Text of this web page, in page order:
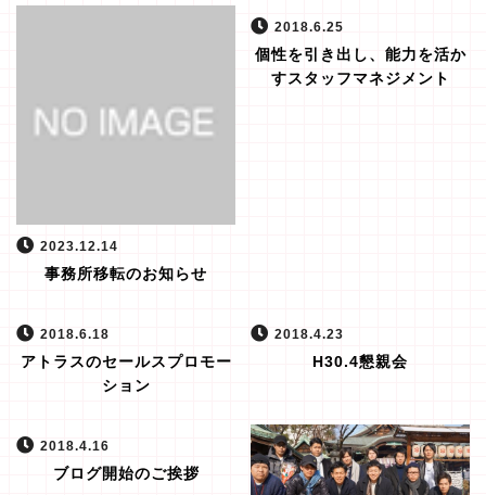
2023.12.14
事務所移転のお知らせ
2018.6.25
個性を引き出し、能力を活か
すスタッフマネジメント
2018.6.18
アトラスのセールスプロモー
ション
2018.4.23
H30.4懇親会
2018.4.16
ブログ開始のご挨拶